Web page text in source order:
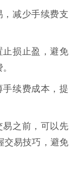
减少手续费支
损止盈，避免
续费成本，提
之前，可以先
交易技巧，避免